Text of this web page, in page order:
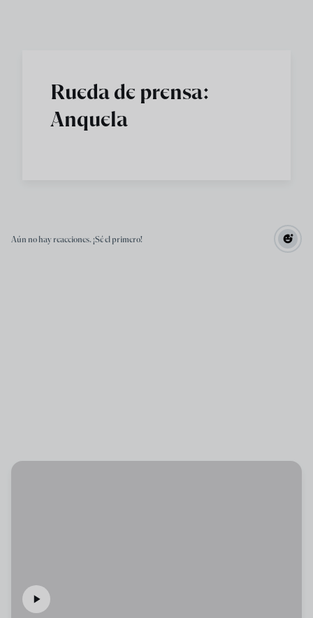
Rueda de prensa:
Anquela
Aún no hay reacciones. ¡Sé el primero!